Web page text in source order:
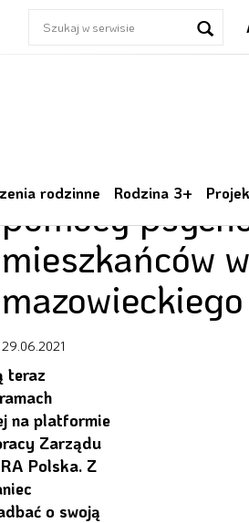
rodzinne Rodzina 3+
Rusza
pomocy
mieszkańców
mazowieckiego
29.06.2021
teraz
na platformie
Zarządu
Polska. Z
o swoją